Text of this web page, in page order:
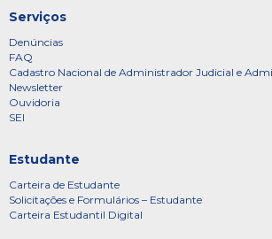
Serviços
Denúncias
FAQ
Cadastro Nacional de Administrador Judicial e
Newsletter
Ouvidoria
SEI
Estudante
Carteira de Estudante
Solicitações e Formulários – Estudante
Carteira Estudantil Digital